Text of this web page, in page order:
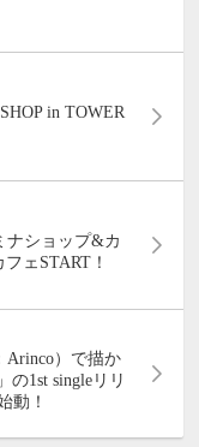
in TOWER
ナショップ&カ
ェSTART！
Arinco）で描か
の1st singleリリ
動！